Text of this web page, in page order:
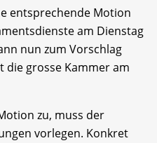
entsprechende Motion
am Dienstag
nun zum Vorschlag
die grosse Kammer am
zu, muss der
vorlegen. Konkret